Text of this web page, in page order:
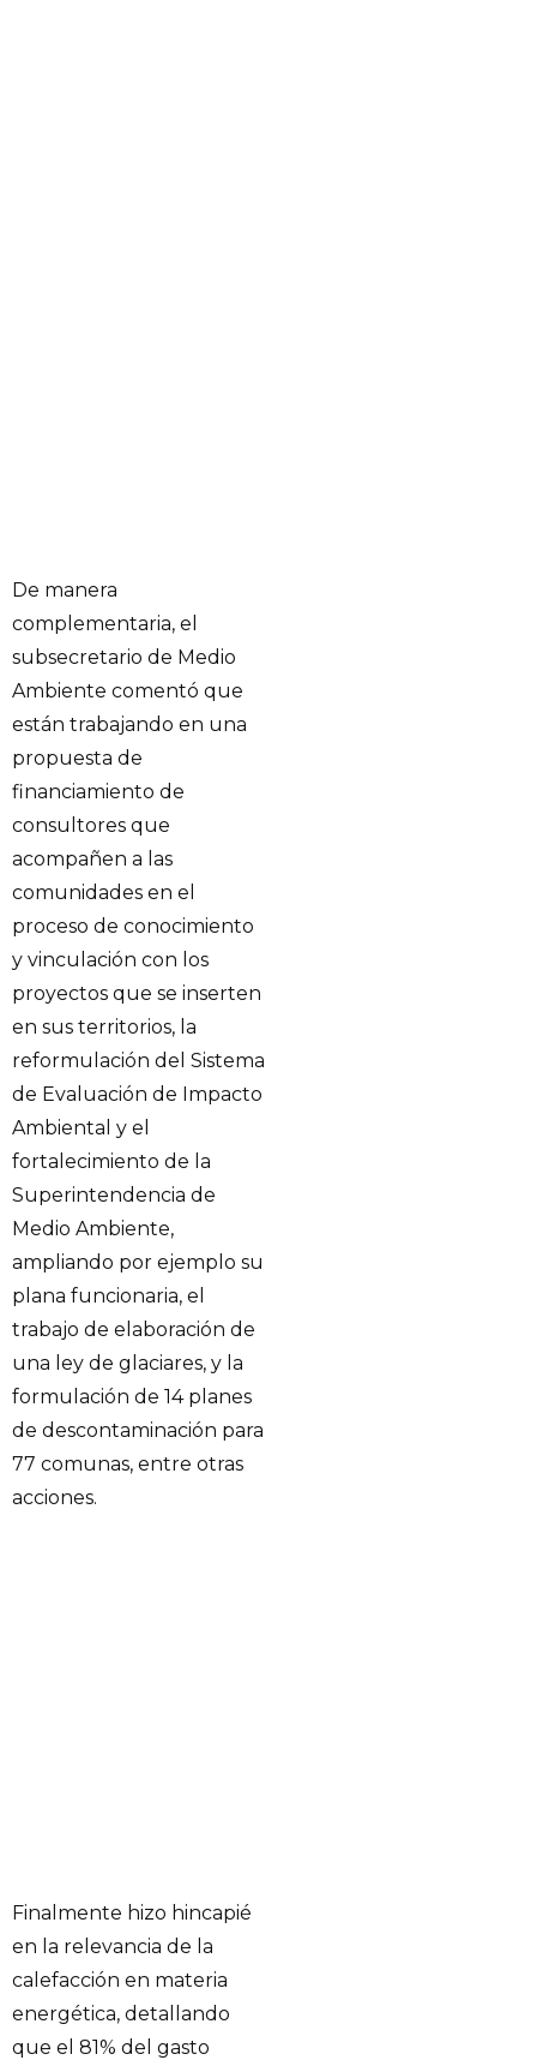
De manera
complementaria, el
subsecretario de Medio
Ambiente comentó que
están trabajando en una
propuesta de
financiamiento de
consultores que
acompañen a las
comunidades en el
proceso de conocimiento
y vinculación con los
proyectos que se inserten
en sus territorios, la
reformulación del Sistema
de Evaluación de Impacto
Ambiental y el
fortalecimiento de la
Superintendencia de
Medio Ambiente,
ampliando por ejemplo su
plana funcionaria, el
trabajo de elaboración de
una ley de glaciares, y la
formulación de 14 planes
de descontaminación para
77 comunas, entre otras
acciones.
Finalmente hizo hincapié
en la relevancia de la
calefacción en materia
energética, detallando
que el 81% del gasto